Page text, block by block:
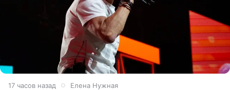
17 часов назад Елена Нужная